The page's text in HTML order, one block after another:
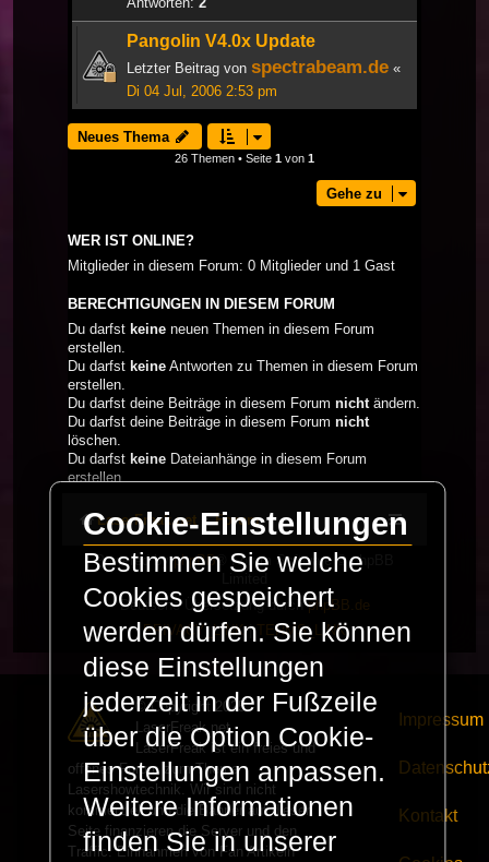
Pangolin V4.0x Update
Letzter Beitrag von spectrabeam.de «
Di 04 Jul, 2006 2:53 pm
Neues Thema
26 Themen • Seite 1 von 1
Gehe zu
WER IST ONLINE?
Mitglieder in diesem Forum: 0 Mitglieder und 1 Gast
BERECHTIGUNGEN IN DIESEM FORUM
Du darfst keine neuen Themen in diesem Forum
erstellen.
Du darfst keine Antworten zu Themen in diesem Forum
erstellen.
Du darfst deine Beiträge in diesem Forum nicht ändern.
Du darfst deine Beiträge in diesem Forum nicht
löschen.
Du darfst keine Dateianhänge in diesem Forum
erstellen.
LaserFreak.net Forum
Powered byphpBB® Forum Software © phpBB
Deutsche Übersetzung durchphpBB.de
PRIVACY_LINK|TERMS_LINK
© Copyright 2025 -
LaserFreak.net
LaserFreak ist ein freies und
offenes Forum zum Thema
Lasershowtechnik. Wir sind nicht
kommerziell und die Banner auf dieser
Seite finanzieren die Server und den
Traffic. Einnahmen von Fan Artikeln
Impressum
Kontakt
Cookie-Einstellungen
Bestimmen Sie welche
Cookies gespeichert
werden dürfen. Sie können
diese Einstellungen
jederzeit in der Fußzeile
über die Option Cookie-
Einstellungen anpassen.
Weitere Informationen
finden Sie in unserer